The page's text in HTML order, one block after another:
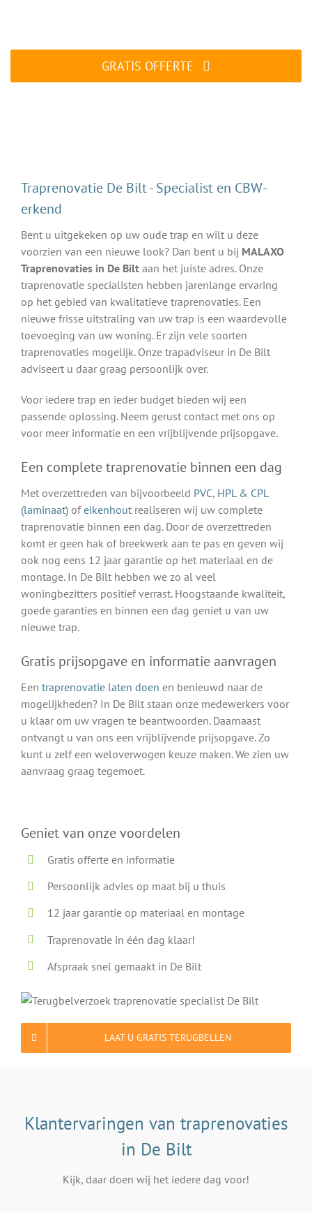
GRATIS OFFERTE
Traprenovatie De Bilt - Specialist en CBW-
erkend
Bent u uitgekeken op uw oude trap en wilt u deze
voorzien van een nieuwe look? Dan bent u bij MALAXO
Traprenovaties in De Bilt aan het juiste adres. Onze
traprenovatie specialisten hebben jarenlange ervaring
op het gebied van kwalitatieve traprenovaties. Een
nieuwe frisse uitstraling van uw trap is een waardevolle
toevoeging van uw woning. Er zijn vele soorten
traprenovaties mogelijk. Onze trapadviseur in De Bilt
adviseert u daar graag persoonlijk over.
Voor iedere trap en ieder budget bieden wij een
passende oplossing. Neem gerust contact met ons op
voor meer informatie en een vrijblijvende prijsopgave.
Een complete traprenovatie binnen een dag
Met overzettreden van bijvoorbeeld PVC, HPL & CPL
(laminaat) ofeikenhout realiseren wij uw complete
traprenovatie binnen een dag. Door de overzettreden
komt er geen hak of breekwerk aan te pas en geven wij
ook nog eens 12 jaar garantie op het materiaal en de
montage. In De Bilt hebben we zo al veel
woningbezitters positief verrast. Hoogstaande kwaliteit,
goede garanties en binnen een dag geniet u van uw
nieuwe trap.
Gratis prijsopgave en informatie aanvragen
Een traprenovatie laten doen en benieuwd naar de
mogelijkheden? In De Bilt staan onze medewerkers voor
u klaar om uw vragen te beantwoorden. Daarnaast
ontvangt u van ons een vrijblijvende prijsopgave. Zo
kunt u zelf een weloverwogen keuze maken. We zien uw
aanvraag graag tegemoet.
Geniet van onze voordelen
Gratis offerte en informatie
Persoonlijk advies op maat bij u thuis
12 jaar garantie op materiaal en montage
Traprenovatie in één dag klaar!
Afspraak snel gemaakt in De Bilt
LAAT U GRATIS TERUGBELLEN
Klantervaringen van traprenovaties
in De Bilt
Kijk, daar doen wij het iedere dag voor!